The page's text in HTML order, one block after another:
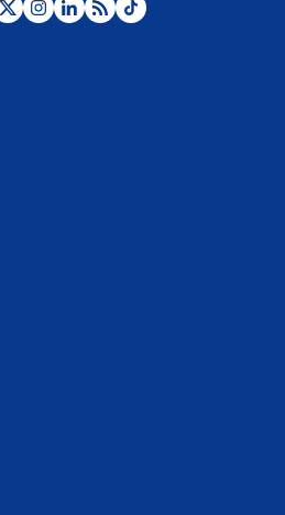
¿Por qué De la Espriella gobernará